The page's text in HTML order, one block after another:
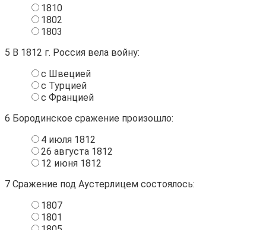
1810
1802
1803
5 В 1812 г. Россия вела войну:
с Швецией
с Турцией
с Францией
6 Бородинское сражение произошло:
4 июля 1812
26 августа 1812
12 июня 1812
7 Сражение под Аустерлицем состоялось:
1807
1801